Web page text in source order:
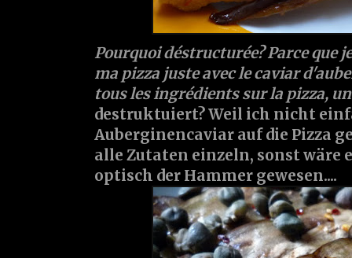
Pourquoi déstructurée? Parce que
ma pizza juste avec le caviar
tous les ingrédients sur la pizza,
destruktuiert? Weil ich nicht
Auberginencaviar auf die Pizza
alle Zutaten einzeln, sonst wäre
optisch der Hammer gewesen....